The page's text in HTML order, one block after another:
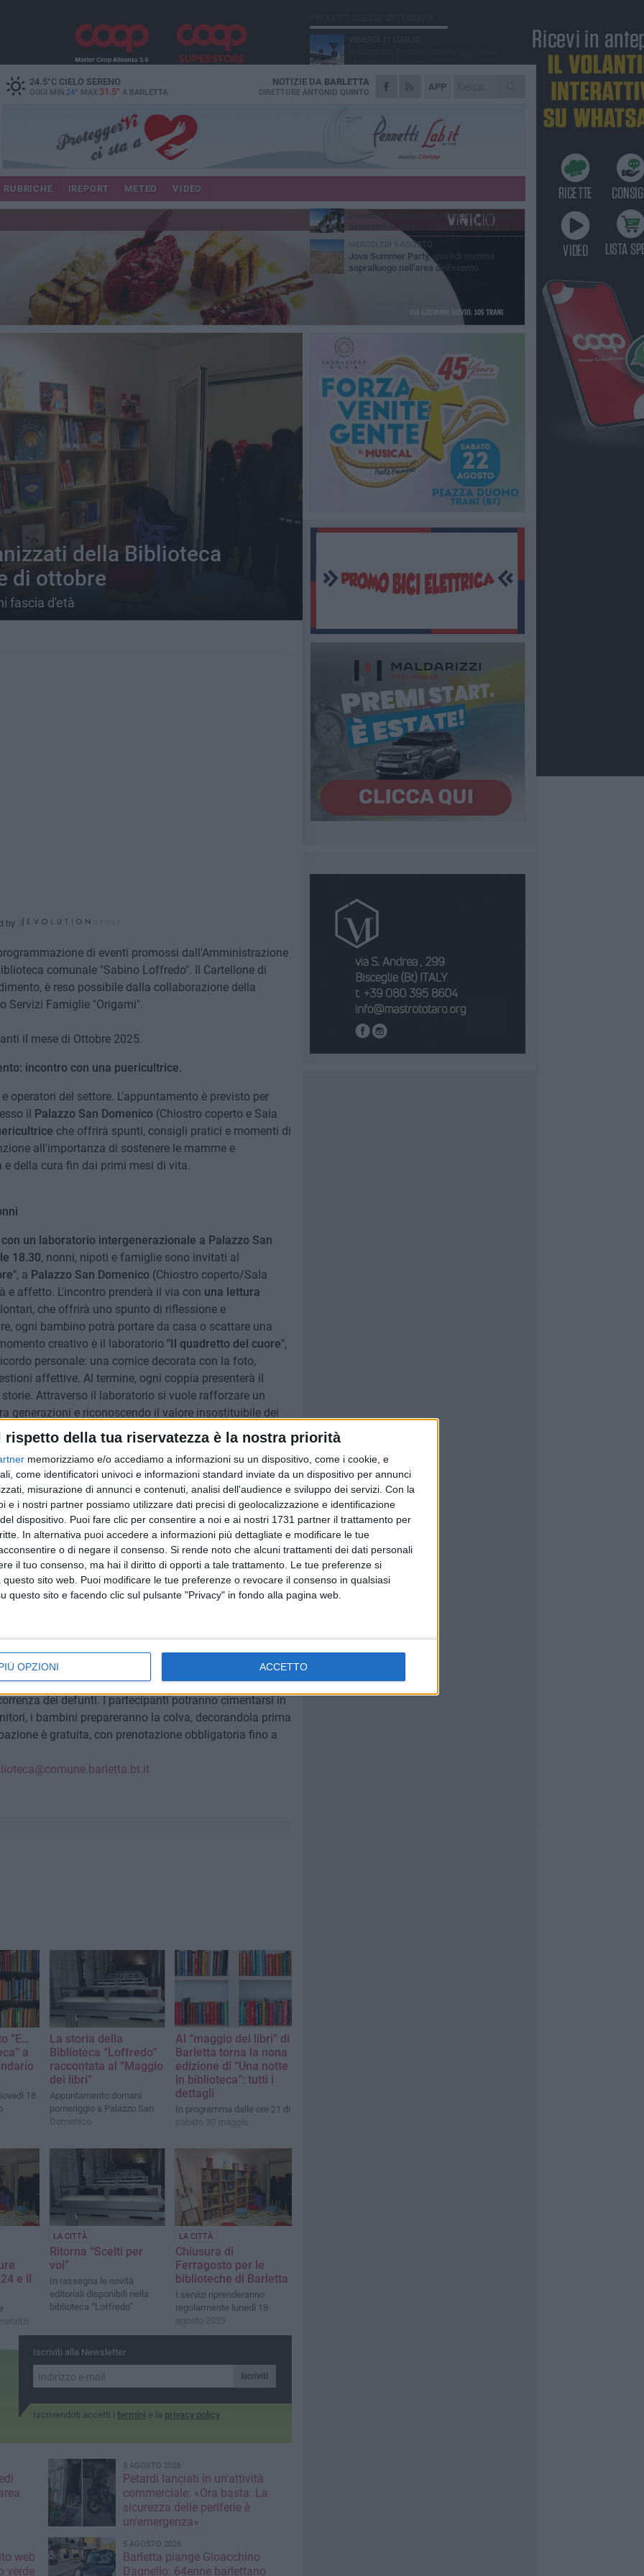
rispetto della tua riservatezza è la nostra priorità
memorizziamo e/o accediamo a informazioni su un dispositivo, come i cookie, e
come identificatori univoci e informazioni standard inviate da un dispositivo per annunci
misurazione di annunci e contenuti, analisi dell'audience e sviluppo dei servizi. Con la
e i nostri partner possiamo utilizzare dati precisi di geolocalizzazione e identificazione
dispositivo. Puoi fare clic per consentire a noi e ai nostri 1731 partner il trattamento per
In alternativa puoi accedere a informazioni più dettagliate e modificare le tue
o di negare il consenso. Si rende noto che alcuni trattamenti dei dati personali
il tuo consenso, ma hai il diritto di opporti a tale trattamento. Le tue preferenze si
sito web. Puoi modificare le tue preferenze o revocare il consenso in qualsiasi
questo sito e facendo clic sul pulsante "Privacy" in fondo alla pagina web.
OPZIONI ACCETTO
24.5°CCIELO SERENO
OGGI MIN 24° MAX 31.5° A BARLETTA
APP
NOTIZIE DA BARLETTA
DIRETTORE ANTONIO QUINTO
RUBRICHE IREPORT METEO VIDEO
della Biblioteca
di ottobre
fascia d'età
by
di eventi promossi dall'Amministrazione
comunale "Sabino Loffredo". Il Cartellone di
è reso possibile dalla collaborazione della
Servizi Famiglie "Origami".
il mese di Ottobre 2025.
incontro con una puericultrice.
operatori del settore. L'appuntamento è previsto per
il Palazzo San Domenico(Chiostro coperto e Sala
che offrirà spunti, consigli pratici e momenti di
all'importanza di sostenere le mamme e
della cura fin dai primi mesi di vita.
un laboratorio intergenerazionale a Palazzo San
18.30, nonni, nipoti e famiglie sono invitati al
, a Palazzo San Domenico(Chiostro coperto/Sala
e affetto. L'incontro prenderà il via con una lettura
che offrirà uno spunto di riflessione e
ogni bambino potrà portare da casa o scattare una
creativo è il laboratorio "Il quadretto del cuore",
personale: una cornice decorata con la foto,
affettive. Al termine, ogni coppia presenterà il
Attraverso il laboratorio si vuole rafforzare un
generazioni e riconoscendo il valore insostituibile dei
all'infanzia un appuntamento dal titolo"Storie
alleore 17nella Biblioteca per ragazzi "Aylan Kurdi"
ai bambini dai 4 ai 7 annie prevede un momento di
autunnale, seguito da unlaboratorio didattico-
e socializzazione. L'attività è gratuita, con
posti.
Laboratorio per bambini.
consentirà nella
scoprire insieme la storia e il gusto di uno dei dolci più
dei defunti. I partecipanti potranno cimentarsi in
i bambini prepareranno la colva, decorandola prima
è gratuita, con prenotazione obbligatoria fino a
“E…
a
18
La storia della
Biblioteca “Loffredo”
raccontata al “Maggio
dei libri”
Appuntamento domani
pomeriggio a Palazzo San
Domenico
Al “maggio dei libri” di
Barletta torna la nona
edizione di “Una notte
in biblioteca”: tutti i
dettagli
In programma dalle ore 21 di
sabato 30 maggio
e il
LA CITTÀ
Ritorna “Scelti per
voi”
In rassegna le novità
editoriali disponibili nella
biblioteca “Loffredo”
LA CITTÀ
Chiusura di
Ferragosto per le
biblioteche di Barletta
I servizi riprenderanno
regolarmente lunedì 18
agosto 2025
Iscriviti alla Newsletter
Iscriviti
Iscrivendoti accetti i termini e la privacy policy
5 AGOSTO 2026
Petardi lanciati in un'attività
commerciale: «Ora basta. La
sicurezza delle periferie è
un'emergenza»
web
verde
5 AGOSTO 2026
Barletta piange Gioacchino
Dagnello: 64enne barlettano
stazione di Barletta
MERCOLEDÌ 5 AGOSTO
Barletta piange Gioacchino Dagnello:
GIOVEDÌ 30 LUGLIO
Rapina all'Ipercoop di Barletta: nel mirino la
gioielleria, banditi in fuga
DOMENICA 2 AGOSTO
Beni confiscati alla mafia. Nasce il servizio
VENERDÌ 31 LUGLIO
Divieto di balneazione revocato, tornano
balneabili le acque antistanti il Canale H
MERCOLEDÌ 5 AGOSTO
Jova Summer Party, giovedì mattina
sopralluogo nell'area dell'evento